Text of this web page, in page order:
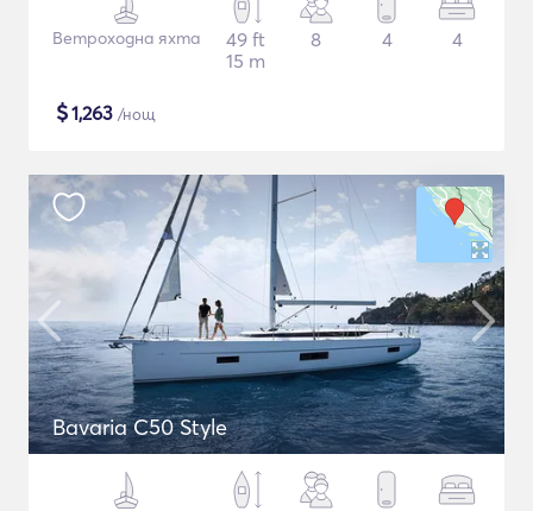
Ветроходна яхта
49 ft
15 m
8 4 4
$1,263 /нощ
Bavaria C50 Style